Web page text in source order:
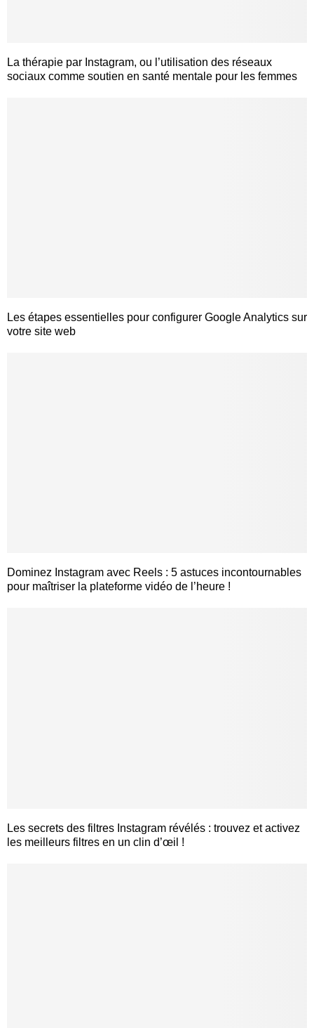
La thérapie par Instagram, ou l’utilisation des réseaux
sociaux comme soutien en santé mentale pour les femmes
Les étapes essentielles pour configurer Google Analytics sur
votre site web
Dominez Instagram avec Reels : 5 astuces incontournables
pour maîtriser la plateforme vidéo de l’heure !
Les secrets des filtres Instagram révélés : trouvez et activez
les meilleurs filtres en un clin d’œil !